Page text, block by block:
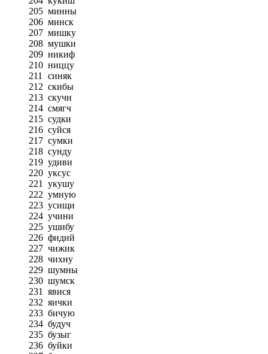
205 минны
206 минск
207 мишку
208 мушки
209 никиф
210 ниццу
211
синяк
212 скибы
213 скучн
214 смягч
215 судки
216 суйся
217 сумки
218 сунду
219 удиви
220 уксус
221
укушу
222 умную
223 усищи
224 учини
225 ушибу
226 фидий
227 чижик
228 чихну
229 шумны
230 шумск
231
явися
232 яички
233 бичую
234 будуч
235 бузыг
236 буйки